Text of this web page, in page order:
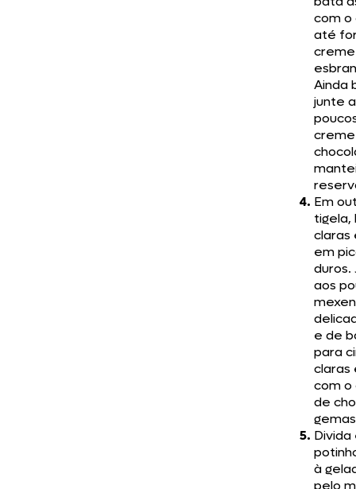
com o
até
Ainda
junte
Em
tigela,
claras
em
duros.
aos
e de
para
claras
com
de
Divida
à
pelo